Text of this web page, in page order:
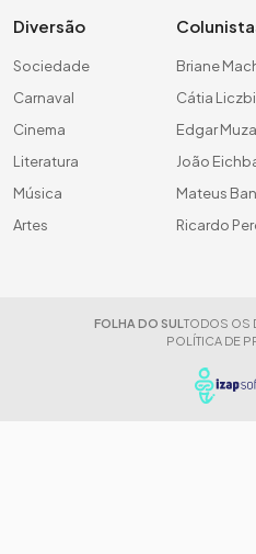
Diversão
Sociedade
Carnaval
Cinema
Literatura
Música
Artes
Briane
Cátia
Edgar Muza
João
Mateus
Ricardo
FOLHA DO SUL TODOS OS
POLÍTICA DE